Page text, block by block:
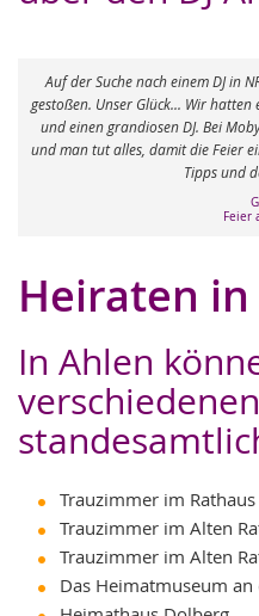
Unsere Hochzeit in
unbeschreiblich. Sie hat sich
gekümmert. Keine Spur von
Gengenteil - jeder Song ein Treffer
total
Heiraten
In Ahlen
Trauzimmer im
Trauzimmer im Alten
Trauzimmer im Alten
Das Heimatmuseum